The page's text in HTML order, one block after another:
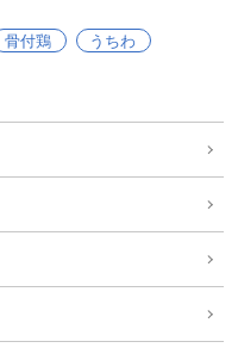
骨付鶏
うちわ